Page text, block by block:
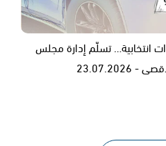
انتخابية… تسلّم إدارة مجلس